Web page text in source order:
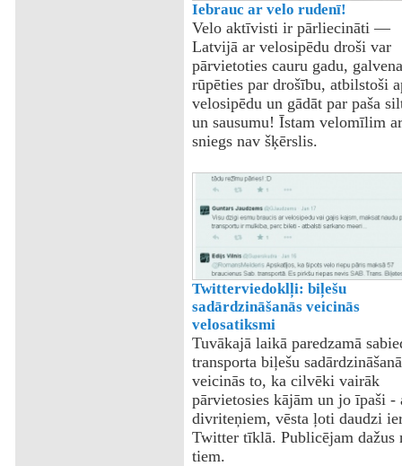
Iebrauc ar velo rudenī!
Velo aktīvisti ir pārliecināti —
Latvijā ar velosipēdu droši var
pārvietoties cauru gadu,
rūpēties par drošību, atbilstoši
velosipēdu un gādāt par paša
un sausumu! Īstam velomīlim
sniegs nav šķērslis.
Twitterviedoklļi: biļešu
sadārdzināšanās veicinās
velosatiksmi
Tuvākajā laikā paredzamā
transporta biļešu
veicinās to, ka cilvēki vairāk
pārvietosies kājām un jo īpaši -
divriteņiem, vēsta ļoti daudzi
Twitter tīklā. Publicējam dažus
tiem.